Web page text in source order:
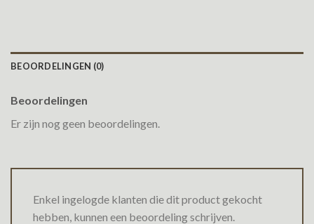
BEOORDELINGEN (0)
Beoordelingen
Er zijn nog geen beoordelingen.
Enkel ingelogde klanten die dit product gekocht
hebben, kunnen een beoordeling schrijven.